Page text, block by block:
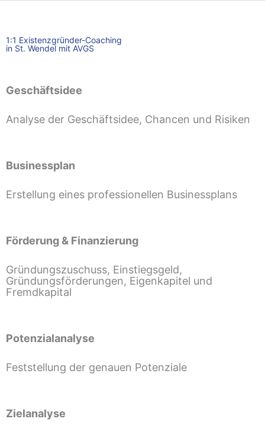
1:1 Existenzgründer-Coaching
in St. Wendel mit AVGS
Geschäftsidee
Analyse der Geschäftsidee, Chancen und Risiken
Businessplan
Erstellung eines professionellen Businessplans
Förderung & Finanzierung
Gründungszuschuss, Einstiegsgeld,
Gründungsförderungen, Eigenkapitel und
Fremdkapital
Potenzialanalyse
Feststellung der genauen Potenziale
Zielanalyse